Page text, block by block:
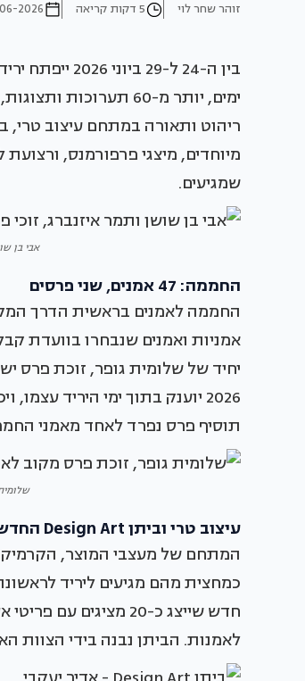
זוהר שחר לוי 5 דקות קריאה 2026
בין ה-24 ל-
שמגיעים.
אבי בן
החממה: 47 אמנים, שני פרסים
אמניות ואמנים שנבחרו בוועדת
תוסיף פרס נפרד לאחד מאמני
שלומית
עיצוב טרי וביתן Design Art החדש
חדש שייצג כ-20
לאמנות. הביתן נבנה בידי הצוות